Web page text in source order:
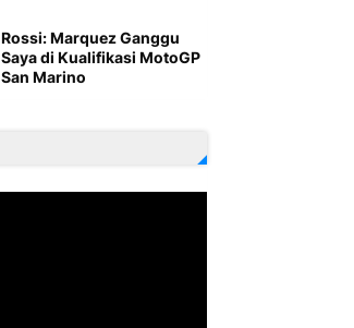
Rossi: Marquez Ganggu
Saya di Kualifikasi MotoGP
San Marino